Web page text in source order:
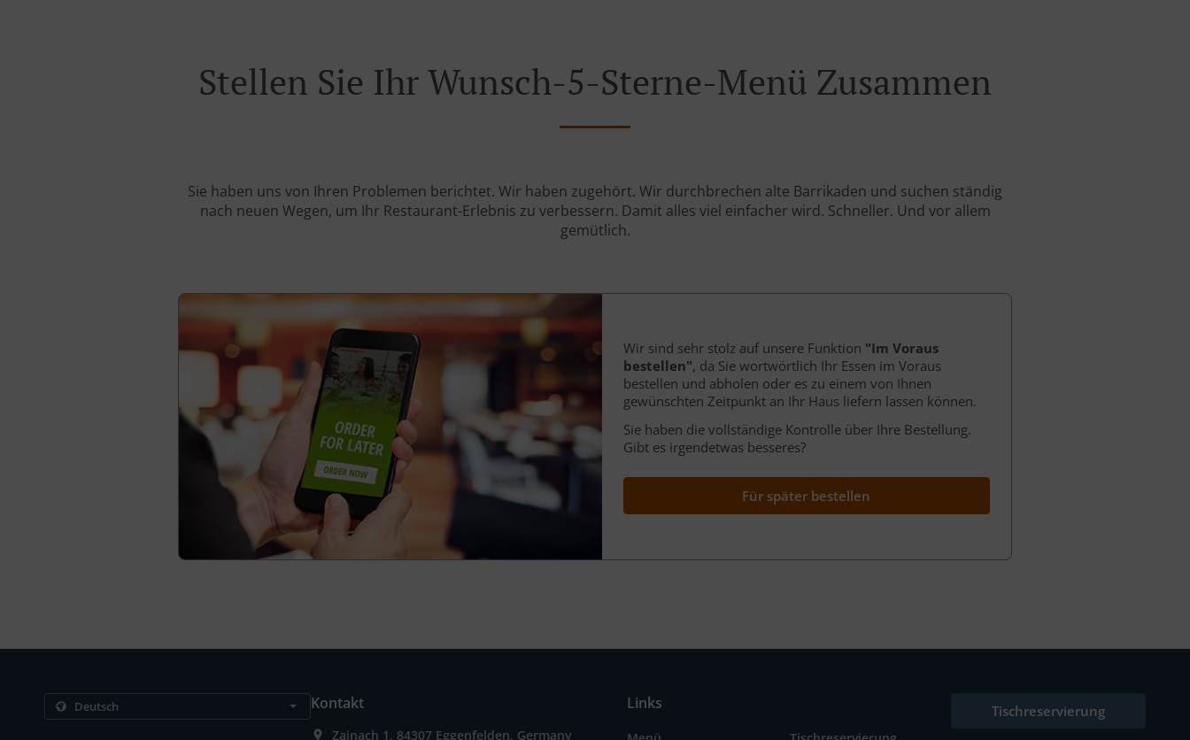
Stellen Sie Ihr Wunsch-5-Sterne-Menü Zusammen
Sie haben uns von Ihren Problemen berichtet. Wir haben zugehört. Wir durchbrechen alte Barrikaden und suchen ständig
nach neuen Wegen, um Ihr Restaurant-Erlebnis zu verbessern. Damit alles viel einfacher wird. Schneller. Und vor allem
gemütlich.
Wir sind sehr stolz auf unsere Funktion "Im Voraus
bestellen", da Sie wortwörtlich Ihr Essen im Voraus
bestellen und abholen oder es zu einem von Ihnen
gewünschten Zeitpunkt an Ihr Haus liefern lassen können.
Sie haben die vollständige Kontrolle über Ihre Bestellung.
Gibt es irgendetwas besseres?
Für später bestellen
Kontakt
Zainach 1, 84307 Eggenfelden, Germany
Links Tischreservierung